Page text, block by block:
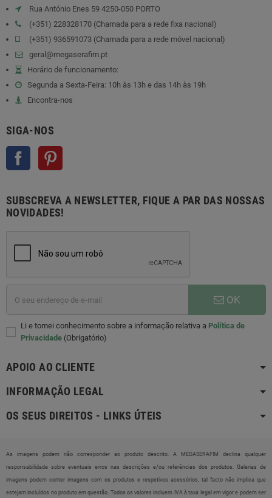
Rua António Enes 59 4250-050 PORTO
(+351) 228328170 (Chamada para a rede fixa nacional)
(+351) 936591073 (Chamada para a rede móvel nacional)
geral@megaserafim.pt
Horário de funcionamento:
Segunda a Sexta-Feira: 10h às 13h e das 14h às 19h
Encontra-nos
SIGA-NOS
Facebook
SUBSCREVA A NEWSLETTER, FIQUE A PAR DAS NOSSAS
NOVIDADES!
OK
Li e tomei conhecimento sobre a informação relativa a Política de
Privacidade (Obrigatório)
APOIO AO CLIENTE
INFORMAÇÃO LEGAL
OS SEUS DIREITOS - LINKS ÚTEIS
As imagens podem não corresponder ao produto descrito. A MEGASERAFIM declina qualquer
responsabilidade sobre eventuais erros nas descrições e/ou referências dos produtos. Galerias de
imagens podem conter imagens com os produtos e respetivos acessórios, tal facto não implica que
estejam incluídos no produto em questão. Todos os valores incluem IVA à taxa legal em vigor e podem ser